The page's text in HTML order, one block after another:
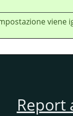
viene
Report